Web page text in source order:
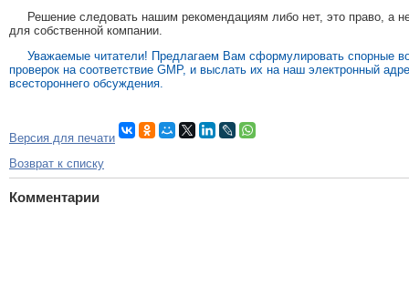
Решение следовать нашим рекомендациям либо нет, это право, а
для собственной компании.
Уважаемые читатели! Предлагаем Вам сформулировать спорные
проверок на соответствие GMP, и выслать их на наш электронный
всестороннего обсуждения.
Версия для печати
Возврат к списку
Комментарии